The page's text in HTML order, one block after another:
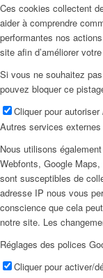
Ces cookies collectent
aider à comprendre
performantes nos
site afin d’améliorer
Si vous ne souhaitez
pouvez bloquer ce
Cliquer pour
Autres services externes
Nous utilisons
Webfonts, Google
sont susceptibles de
adresse IP nous vous
conscience que cela
notre site. Les
Réglages des polices
Cliquer pour activer/